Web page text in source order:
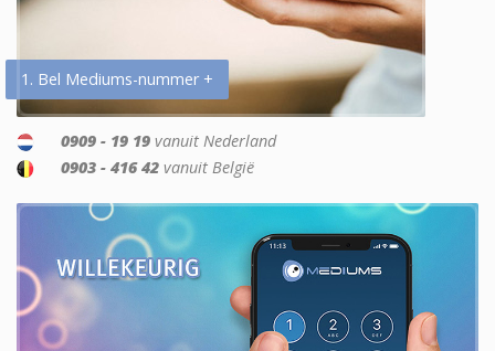
1. Bel Mediums-nummer +
0909 - 19 19 vanuit Nederland
0903 - 416 42 vanuit België